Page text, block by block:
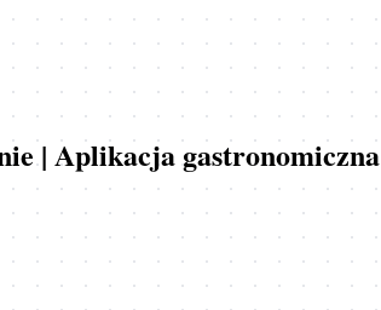
| Aplikacja gastronomiczna